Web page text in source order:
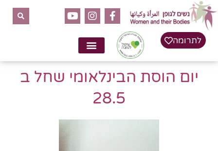
לתוכן
לתרומה
יום הוסת הבינלאומי שחל ב
28.5